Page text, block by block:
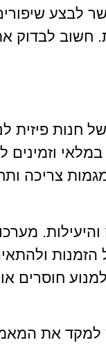
לבצע
לבדוק
חנות פיזית
וזמינים
צריכה
חוסרים
למקד את